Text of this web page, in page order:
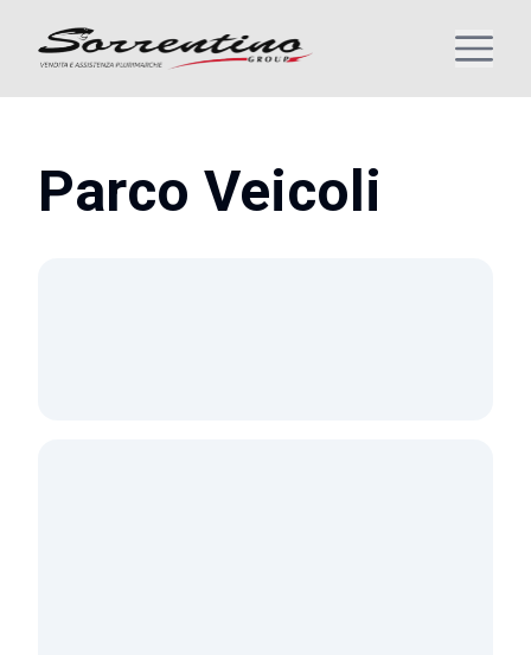
Parco Veicoli